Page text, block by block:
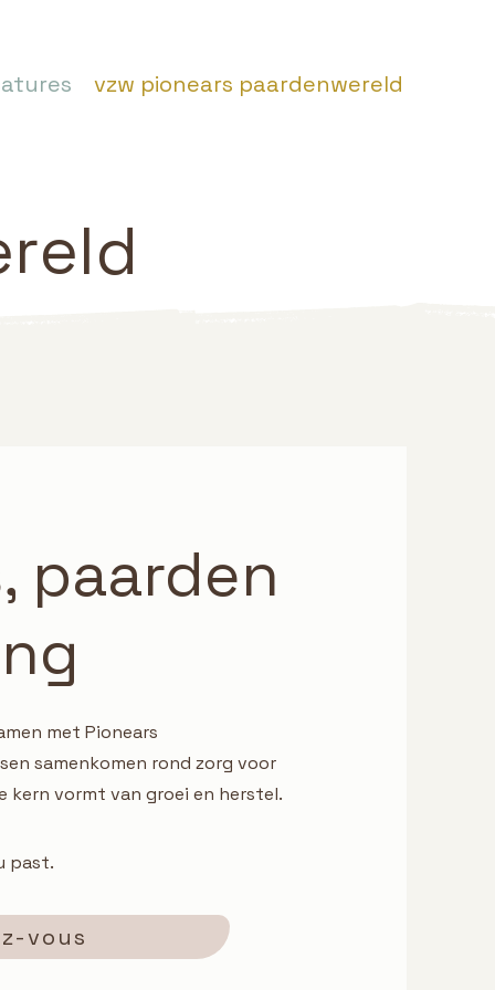
vzw pionears paardenwereld
paarden
met Pionears
samenkomen rond zorg voor
kern vormt van groei en herstel.
past.
vous